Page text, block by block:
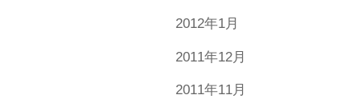
2012年1月
2011年12月
2011年11月